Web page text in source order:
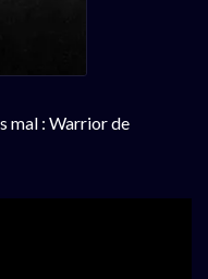
mal : Warrior de